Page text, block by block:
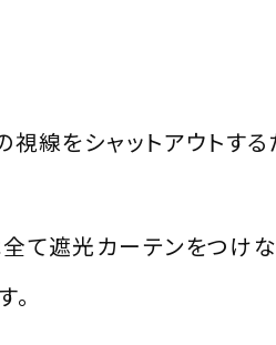
視線をシャットアウトす
て遮光カーテンをつけ